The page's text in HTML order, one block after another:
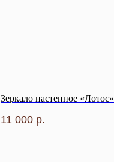
Зеркало настенное «Лотос»
11 000 р.